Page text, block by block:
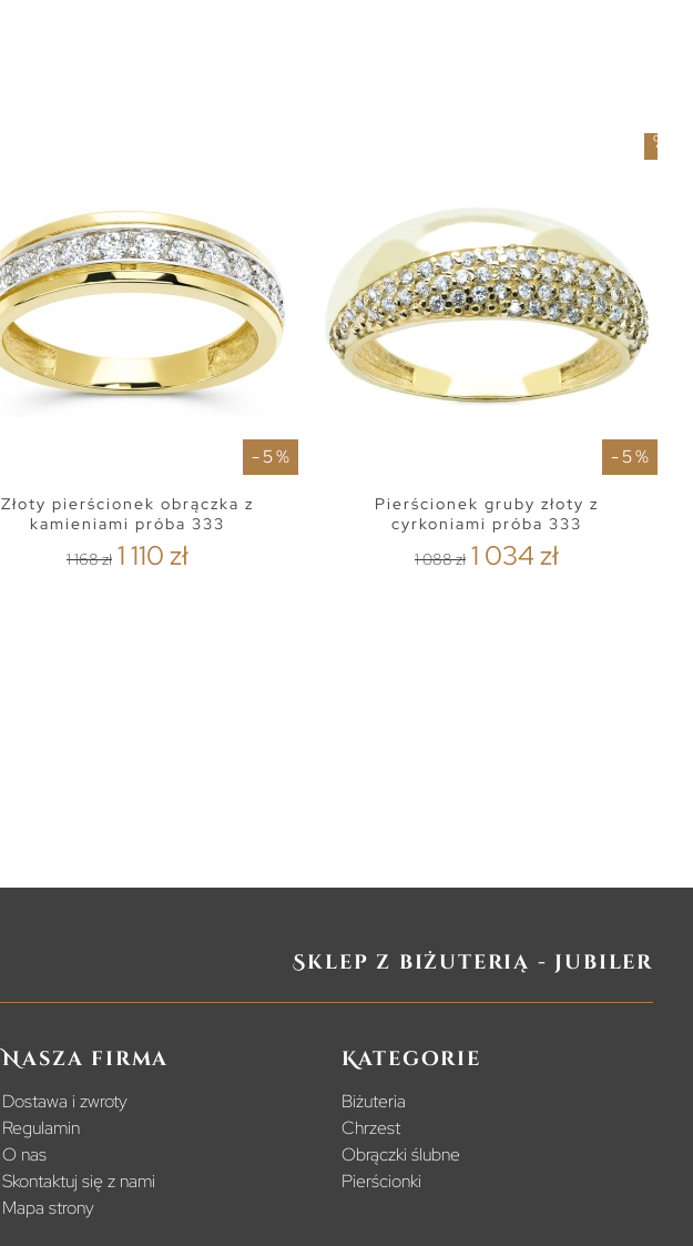
- 5 %
Złoty pierścionek obrączka z
kamieniami próba 333
1 168 zł 1 110 zł
- 5 %
Pierścionek gruby złoty z
cyrkoniami próba 333
1 088 zł 1 034 zł
%
Sklep z biżuterią - jubiler
Nasza firma
Dostawa i zwroty
Regulamin
O nas
Skontaktuj się z nami
Mapa strony
Kategorie
Biżuteria
Chrzest
Obrączki ślubne
Pierścionki